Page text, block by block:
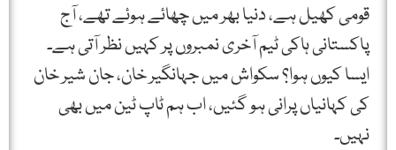
قومی کھیل ہے، دنیا بھر میں چھائے ہوئے تھے، آج
پاکستانی ہاکی ٹیم آخری نمبروں پر کہیں نظر آتی ہے۔
ایسا کیوں ہوا؟ سکواش میں جہانگیر خان، جان شیر خان
کی کہانیاں پرانی ہو گئیں، اب ہم ٹاپ ٹین میں بھی
نہیں۔